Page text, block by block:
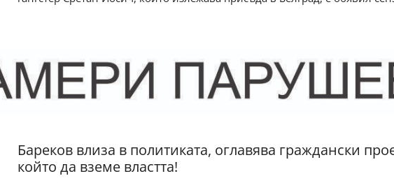
Бареков влиза в политиката, оглавява граждански
който да вземе властта!